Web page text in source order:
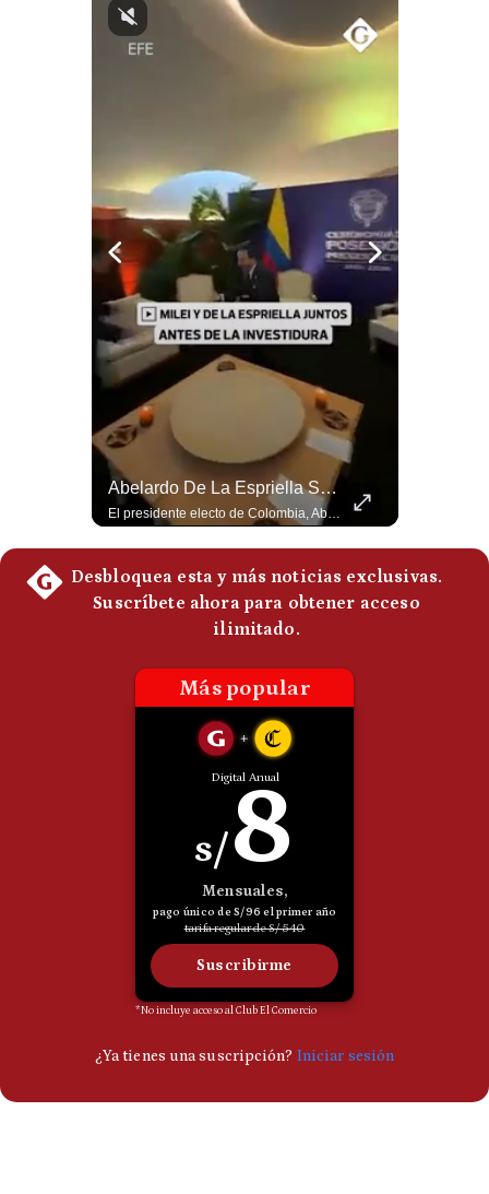
Privacidad
Abelardo De La Espriella Se Reúne Con Javier Milei En Cali | Gestión Mundo
El presidente electo de Colombia, Abelardo de la Espriella, sostuvo una reunión bilateral en Cali con el mandatario argentino Javier Milei. El encuentro se dio pocas horas antes de la ceremonia de investidura presidencial para el periodo 2026-2030, marcando el inicio de una nueva alianza estratégica regional. #DeLaEspriella #JavierMilei #Colombia #Argentina #PoliticaLatina #Shorts 👉 Suscríbete y activa la campana para no perderte nuestro análisis diario. 🌎 Síguenos en nuestras redes sociales: 📌 Web oficial: https://gestion.pe/mundo/ 📌 LinkedIn: http://bit.ly/3HYIET0 📌 X (Twitter): http://bit.ly/4noZtX9 📌 TikTok: http://bit.ly/4evB6TO